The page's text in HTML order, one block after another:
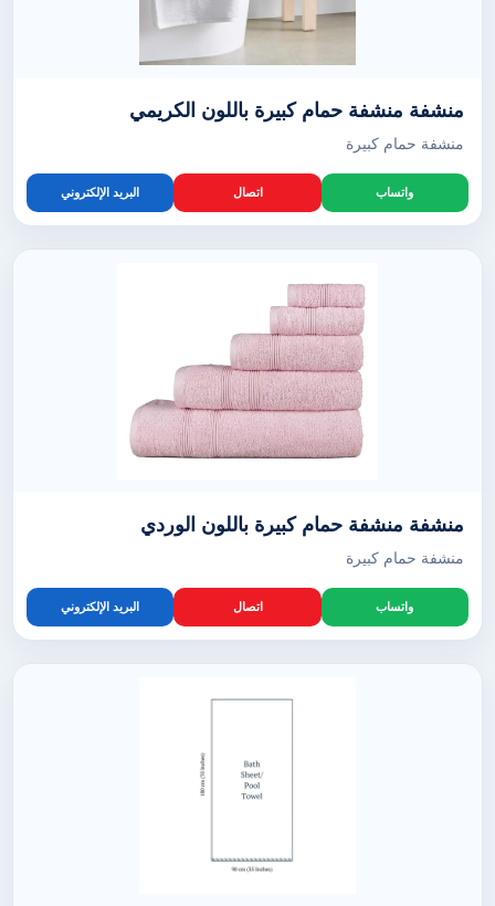
منشفة منشفة حمام كبيرة باللون الكريمي
منشفة حمام كبيرة
واتساب اتصال البريد الإلكتروني
منشفة منشفة حمام كبيرة باللون الوردي
منشفة حمام كبيرة
واتساب اتصال البريد الإلكتروني